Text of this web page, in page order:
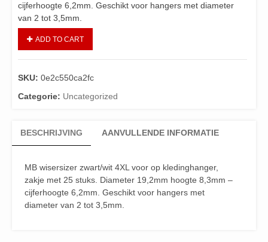
cijferhoogte 6,2mm. Geschikt voor hangers met diameter
van 2 tot 3,5mm.
ADD TO CART
SKU: 0e2c550ca2fc
Categorie: Uncategorized
BESCHRIJVING AANVULLENDE INFORMATIE
MB wisersizer zwart/wit 4XL voor op kledinghanger,
zakje met 25 stuks. Diameter 19,2mm hoogte 8,3mm –
cijferhoogte 6,2mm. Geschikt voor hangers met
diameter van 2 tot 3,5mm.